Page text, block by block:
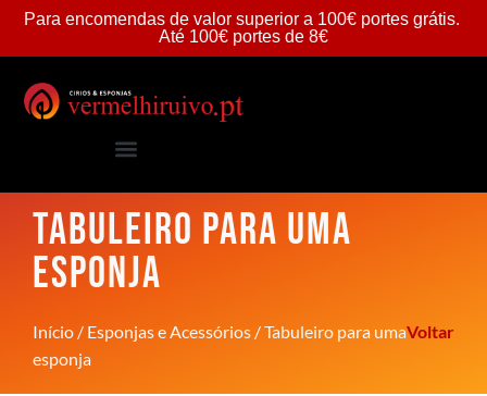
Para encomendas de valor superior a 100€ portes grátis.
Até 100€ portes de 8€
TABULEIRO PARA UMA
ESPONJA
Início / Esponjas e Acessórios / Tabuleiro para uma
esponja
Voltar